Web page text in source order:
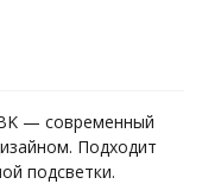
— современный
Подходит
подсветки.